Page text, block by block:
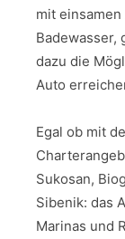
mit
Badewasser,
dazu die
Auto
Egal ob mit
Sukosan,
Sibenik: das
Marinas und